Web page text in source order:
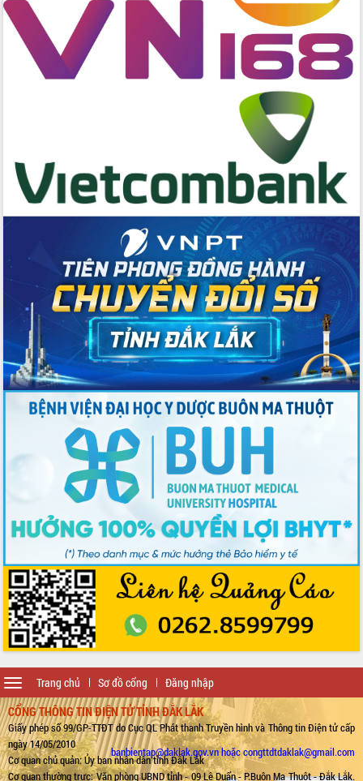
Trang chủ Sơ đồ cổng Đăng nhập
Toggle
navigation
CỔNG THÔNG TIN ĐIỆN TỬ TỈNH ĐẮK LẮK
Giấy phép số 99/GP-TTĐT do Cục QL Phát thanh Truyền hình và Thông tin Điện tử cấp
ngày 14/05/2010
Cơ quan chủ quản: Ủy ban nhân dân tỉnh Đắk Lắk
Cơ quan thường trực: Văn phòng UBND tỉnh - 09 Lê Duẩn - P.Buôn Ma Thuột - Đắk Lắk.
banbientap@daklak.gov.vn hoặc congttdtdaklak@gmail.com